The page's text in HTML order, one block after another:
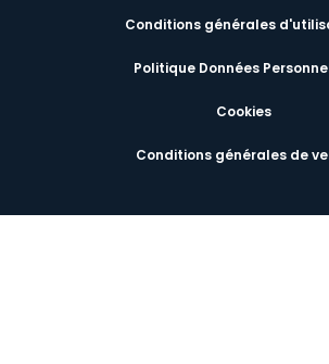
Conditions générales
Politique Données
Cookies
Conditions générales de